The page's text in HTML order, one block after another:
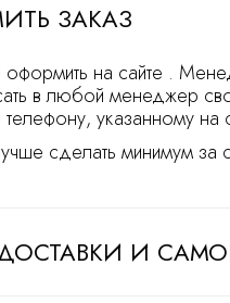
ЗАКАЗ
на сайте .
в любой менеджер
указанному на
сделать минимум за
И